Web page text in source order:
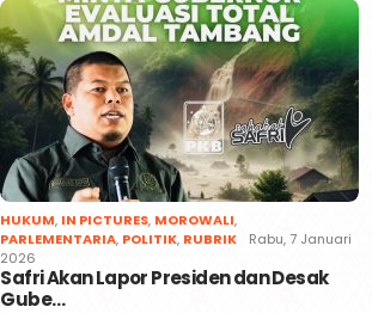
HUKUM, IN PICTURES, MOROWALI,
PARLEMENTARIA, POLITIK, RUBRIK
Rabu, 7 Januari
2026
Safri Akan Lapor Presiden dan Desak
Gube…